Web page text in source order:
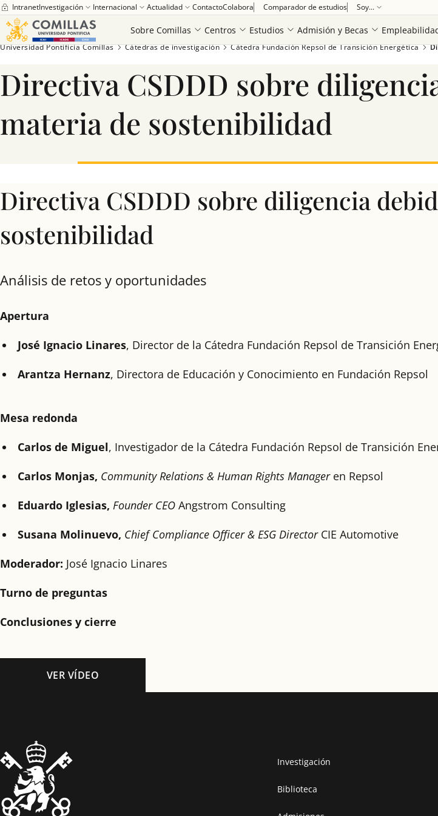
IntranetInvestigación Internacional Actualidad ContactoColabora Comparador de estudios Soy...
Sobre Comillas Centros Estudios Admisión y Becas
Universidad Pontificia Comillas Cátedras de investigación Cátedra Fundación Repsol de Transición Energética
Directiva CSDDD sobre
materia de sostenibilidad
Directiva CSDDD sobre diligencia
sostenibilidad
Análisis de retos y oportunidades
Apertura
José Ignacio Linares, Director de la Cátedra Fundación Repsol de Transición
Arantza Hernanz, Directora de Educación y Conocimiento en Fundación Repsol
Mesa redonda
Carlos de Miguel, Investigador de la Cátedra Fundación Repsol de Transición
Carlos Monjas, Community Relations & Human Rights Manageren Repsol
Eduardo Iglesias, Founder CEO Angstrom Consulting
Susana Molinuevo, Chief Compliance Officer & ESG Director CIE Automotive
Moderador: José Ignacio Linares
Turno de preguntas
Conclusiones y cierre
VER VÍDEO
Investigación
Biblioteca